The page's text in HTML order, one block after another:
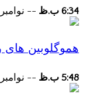
6:34 ب.ظ -- نوامبر 28, 2023
هموگلوبین
5:48 ب.ظ -- نوامبر 27, 2023